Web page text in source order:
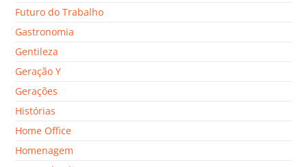
Futuro do Trabalho
Gastronomia
Gentileza
Geração Y
Gerações
Histórias
Home Office
Homenagem